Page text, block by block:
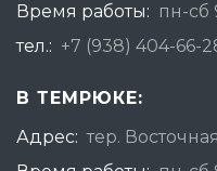
Время работы: пн-сб
тел.: +7 (938) 404-66-
В ТЕМРЮКЕ:
Адрес: тер.